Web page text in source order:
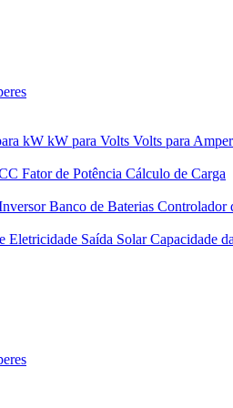
kW kW para Volts Volts para
Fator de Potência Cálculo de Carga
Banco de Baterias Controlador
Eletricidade Saída SolarCapacidade